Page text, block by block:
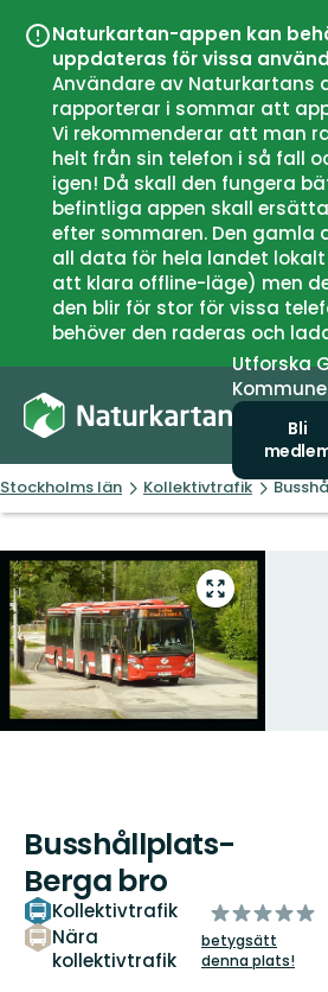
Naturkartan-appen kan
uppdateras för vissa
Användare av Naturkartans
rapporterar i sommar att
Vi rekommenderar att man
helt från sin telefon i så fall
igen! Då skall den fungera
befintliga appen skall
efter sommaren. Den gamla
all data för hela landet
att klara offline-läge) men
den blir för stor för vissa
behöver den raderas och
Utforska
Bli
Stockholms län Kollektivtrafik
Gå
till
helskärmsläge
Busshållplats-
Berga bro
Kollektivtrafik
Nära
kollektivtrafik
av
5
stjärnor
betygsätt
denna plats!